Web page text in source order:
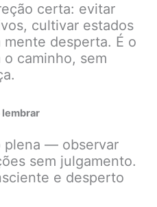
certa: evitar
cultivar estados
desperta. É o
caminho, sem
lembrar
plena — observar
sem julgamento.
e desperto